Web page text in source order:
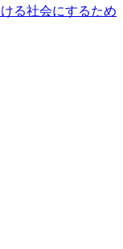
る社会にするため